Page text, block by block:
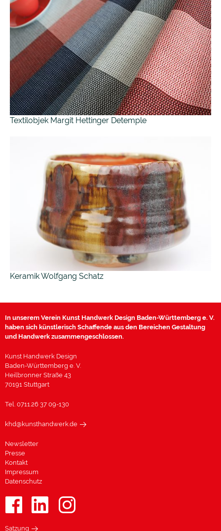
Textilobjek Margit Hettinger Detemple
Keramik Wolfgang Schatz
In unserem Verein Kunst Handwerk Design Baden-Württemberg e. V.
haben sich künstlerisch Schaffende aus den Bereichen Gestaltung
und Handwerk zusammengeschlossen.
Kunst Handwerk Design
Baden-Württemberg e. V.
Heilbronner Straße 43
70191 Stuttgart
Tel. 0711.26 37 09-130
khd@kunsthandwerk.de
Newsletter
Presse
Kontakt
Impressum
Datenschutz
Satzung